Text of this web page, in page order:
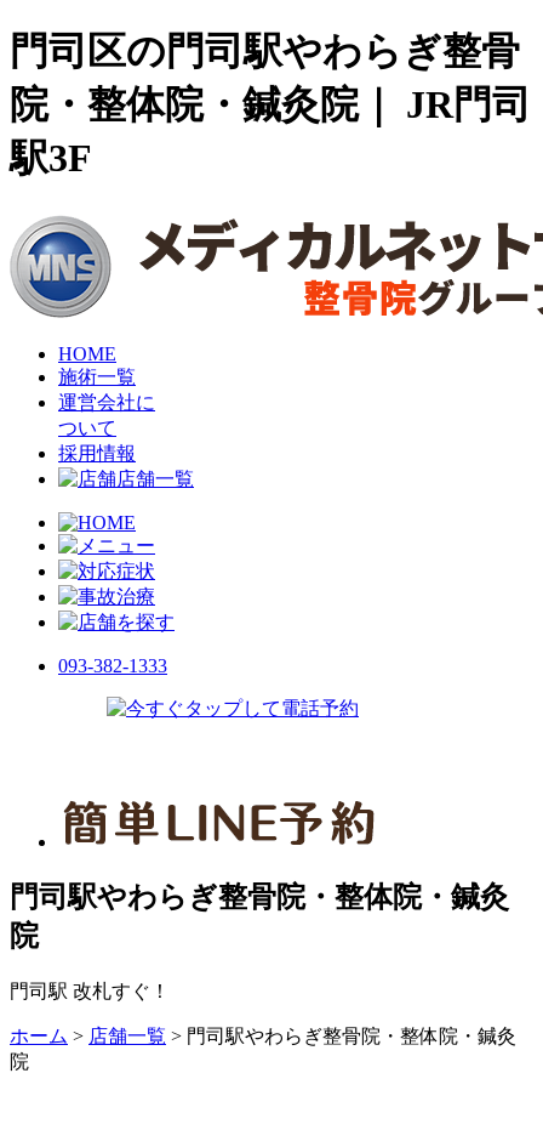
門司区の門司駅やわらぎ整骨
院・整体院・鍼灸院｜ JR門司
駅3F
HOME
施術一覧
運営会社に
ついて
採用情報
店舗一覧
093-382-1333
門司駅やわらぎ整骨院・整体院・鍼灸
院
門司駅 改札すぐ！
ホーム > 店舗一覧 > 門司駅やわらぎ整骨院・整体院・鍼灸
院